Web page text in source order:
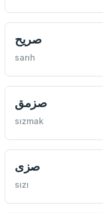
صریح
sarıh
صزمق
sızmak
صزی
sızı